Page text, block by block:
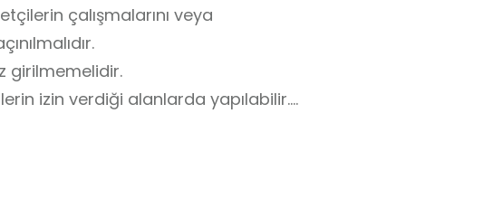
çalışmalarını veya
girilmemelidir.
izin verdiği alanlarda yapılabilir.
alandan ayrılınmamalıdır.